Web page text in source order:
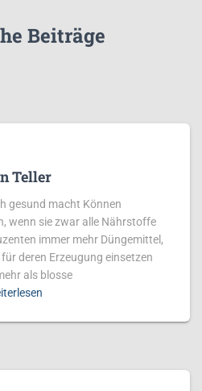
Beiträge
Teller
gesund macht Können
wenn sie zwar alle Nährstoffe
immer mehr Düngemittel,
deren Erzeugung einsetzen
als blosse